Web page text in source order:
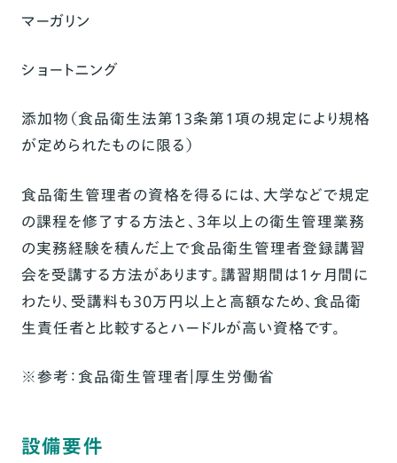
マーガリン
ショートニング
添加物（食品衛生法第13条第1項の規定により規格
が定められたものに限る）
食品衛生管理者の資格を得るには、大学などで規定
の課程を修了する方法と、3年以上の衛生管理業務
の実務経験を積んだ上で食品衛生管理者登録講習
会を受講する方法があります。講習期間は1ヶ月間に
わたり、受講料も30万円以上と高額なため、食品衛
生責任者と比較するとハードルが高い資格です。
※参考：食品衛生管理者｜厚生労働省
設備要件